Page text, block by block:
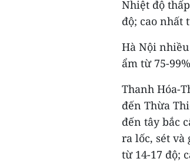
Nhiệt độ
độ; cao nhất
Hà Nội
ẩm từ 75-
Thanh Hóa-
đến Thừa
đến tây bắc
ra lốc, sét
từ 14-17 độ;